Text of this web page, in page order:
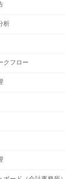
析
クフロー